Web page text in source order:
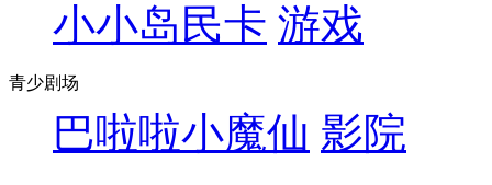
小小岛民卡 游戏
青少剧场
巴啦啦小魔仙 影院